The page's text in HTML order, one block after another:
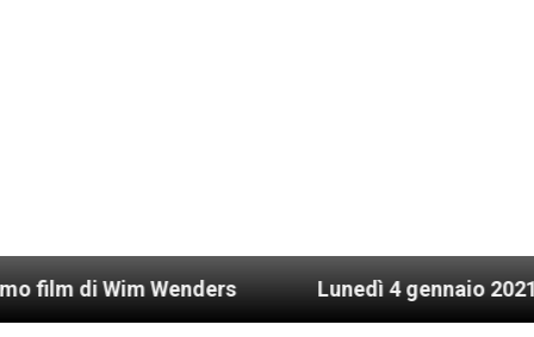
Wenders Lunedì 4 gennaio 2021: Possesso